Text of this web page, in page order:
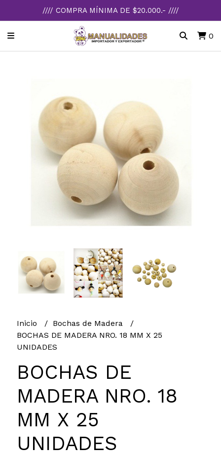
//// COMPRA MÍNIMA DE $20.000.- ////
0
Inicio
Bochas de Madera
BOCHAS DE MADERA NRO. 18 MM X 25
UNIDADES
BOCHAS DE
MADERA NRO. 18
MM X 25
UNIDADES